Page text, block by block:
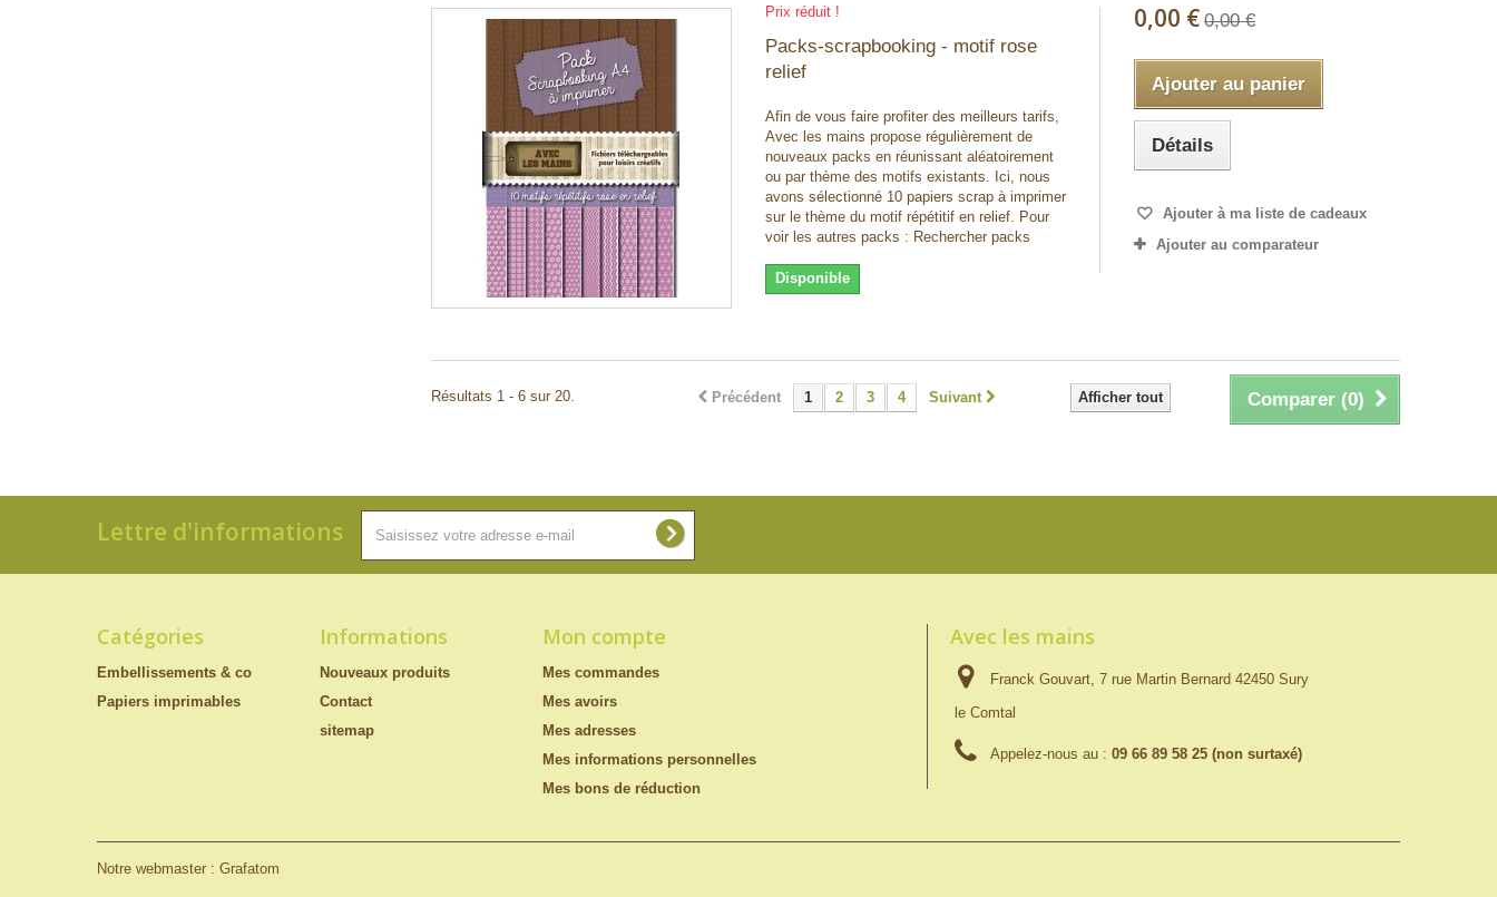
Prix réduit !
Packs-scrapbooking - motif rose
relief
Afin de vous faire profiter des meilleurs tarifs,
Avec les mains propose régulièrement de
nouveaux packs en réunissant aléatoirement
ou par thème des motifs existants. Ici, nous
avons sélectionné 10 papiers scrap à imprimer
sur le thème du motif répétitif en relief. Pour
voir les autres packs : Rechercher packs
Disponible
0,00 € 0,00 €
Ajouter au panier
Détails
Ajouter à ma liste de cadeaux
Ajouter au comparateur
Comparer (0)
Afficher tout
Précédent 1 2 3 4 Suivant
Résultats 1 - 6 sur 20.
Lettre d'informations
Catégories
Embellissements & co
Papiers imprimables
Informations
Nouveaux produits
Contact
sitemap
Notre webmaster : Grafatom
Mon compte
Mes commandes
Mes avoirs
Mes adresses
Mes informations personnelles
Mes bons de réduction
Avec les mains
Franck Gouvart, 7 rue Martin Bernard 42450 Sury
le Comtal
Appelez-nous au : 09 66 89 58 25 (non surtaxé)